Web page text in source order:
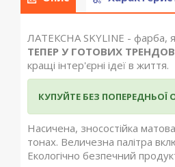
ЛАТЕКСНА SKYLINE - фарба,
ТЕПЕР У ГОТОВИХ
кращі інтер'єрні ідеї в життя.
КУПУЙТЕ БЕЗ
Насичена, зносостійка
тонах. Величезна палітра
Екологічно безпечний